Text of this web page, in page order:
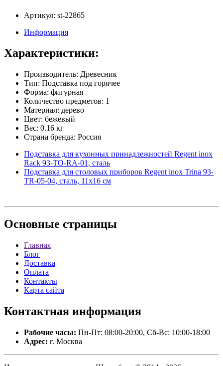
Артикул: st-22865
Информация
Характеристики:
Производитель: Древесник
Тип: Подставка под горячее
Форма: фигурная
Количество предметов: 1
Материал: дерево
Цвет: бежевый
Вес: 0.16 кг
Страна бренда: Россия
Подставка для кухонных принадлежностей Regent inox
Rack 93-TO-RA-01, сталь
Подставка для столовых приборов Regent inox Trina 93-
TR-05-04, сталь, 11х16 см
Основные страницы
Главная
Блог
Доставка
Оплата
Контакты
Карта сайта
Контактная информация
Рабочие часы: Пн-Пт: 08:00-20:00, Сб-Вс: 10:00-18:00
Адрес: г. Москва